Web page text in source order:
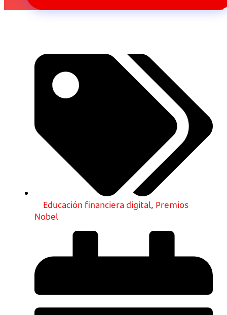
Educación financiera digital, Premios
Nobel